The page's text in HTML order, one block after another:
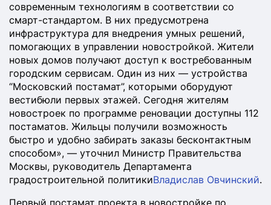
современным технологиям в соответствии со
смарт-стандартом. В них предусмотрена
инфраструктура для внедрения умных решений,
помогающих в управлении новостройкой. Жители
новых домов получают доступ к востребованным
городским сервисам. Один из них — устройства
“Московский постамат”, которыми оборудуют
вестибюли первых этажей. Сегодня жителям
новостроек по программе реновации доступны 112
постаматов. Жильцы получили возможность
быстро и удобно забирать заказы бесконтактным
способом», — уточнил Министр Правительства
Москвы, руководитель Департамента
градостроительной политикиВладислав Овчинский.
Первый постамат проекта в новостройке по